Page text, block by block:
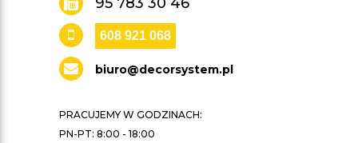
608 921 068
biuro@decorsystem.pl
PRACUJEMY W GODZINACH:
PN-PT: 8:00 - 18:00